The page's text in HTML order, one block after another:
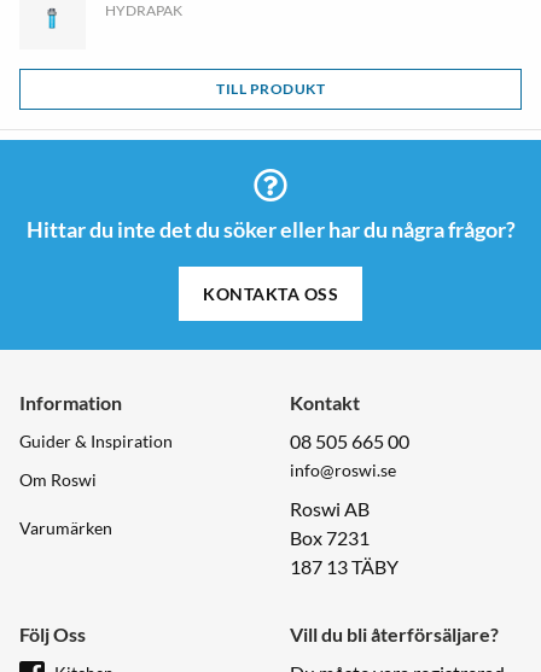
HYDRAPAK
TILL PRODUKT
Hittar du inte det du söker eller har du några frågor?
KONTAKTA OSS
Information
Guider & Inspiration
Om Roswi
Varumärken
Kontakt
08 505 665 00
info@roswi.se
Roswi AB
Box 7231
187 13 TÄBY
Följ Oss
Vill du bli återförsäljare?